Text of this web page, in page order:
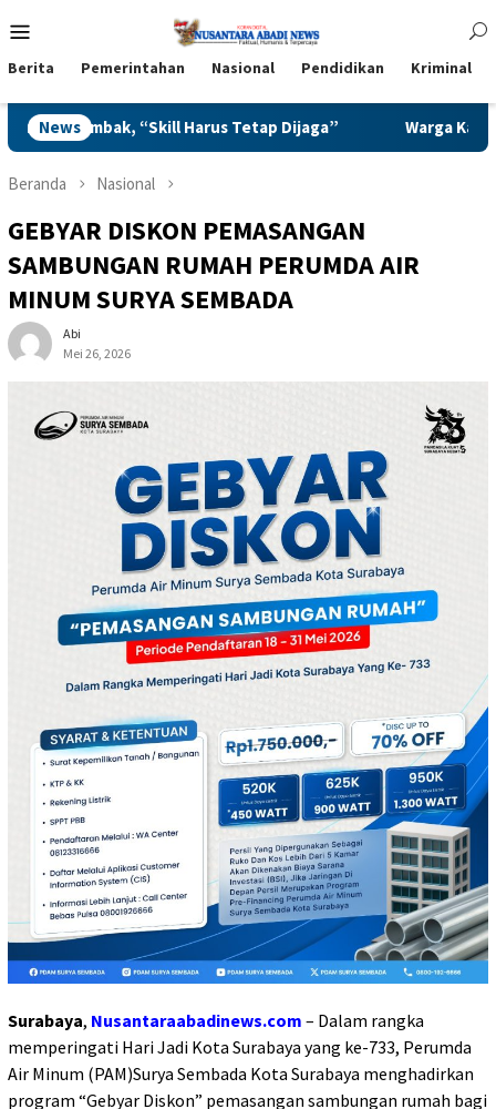
ke
Mobile
Berita Pemerintahan Nasional Pendidikan Kriminal
News
Dijaga” Warga Karangduren Pakisaji, Serbu
Beranda Nasional
GEBYAR DISKON PEMASANGAN
SAMBUNGAN RUMAH PERUMDA AIR
MINUM SURYA SEMBADA
Abi
Mei 26, 2026
Surabaya, Nusantaraabadinews.com – Dalam rangka
memperingati Hari Jadi Kota Surabaya yang ke-733, Perumda
Air Minum (PAM)Surya Sembada Kota Surabaya menghadirkan
program “Gebyar Diskon” pemasangan sambungan rumah bagi